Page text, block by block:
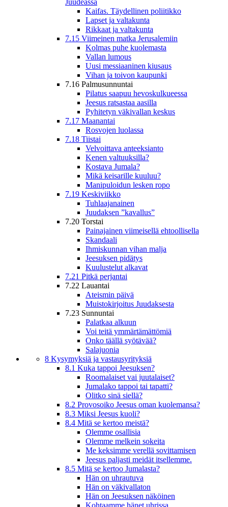
Juudeassa
Kaifas. Täydellinen poliitikko
Lapset ja valtakunta
Rikkaat ja valtakunta
7.15 Viimeinen matka Jerusalemiin
Kolmas puhe kuolemasta
Vallan lumous
Uusi messiaaninen kiusaus
Vihan ja toivon kaupunki
7.16 Palmusunnuntai
Pilatus saapuu hevoskulkueessa
Jeesus ratsastaa aasilla
Pyhitetyn väkivallan keskus
7.17 Maanantai
Rosvojen luolassa
7.18 Tiistai
Velvoittava anteeksianto
Kenen valtuuksilla?
Kostava Jumala?
Mikä keisarille kuuluu?
Manipuloidun lesken ropo
7.19 Keskiviikko
Tuhlaajanainen
Juudaksen ”kavallus”
7.20 Torstai
Painajainen viimeisellä ehtoollisella
Skandaali
Ihmiskunnan vihan malja
Jeesuksen pidätys
Kuulustelut alkavat
7.21 Pitkä perjantai
7.22 Lauantai
Ateismin päivä
Muistokirjoitus Juudaksesta
7.23 Sunnuntai
Palatkaa alkuun
Voi teitä ymmärtämättömiä
Onko täällä syötävää?
Salajuonia
8 Kysymyksiä ja vastausyrityksiä
8.1 Kuka tappoi Jeesuksen?
Roomalaiset vai juutalaiset?
Jumalako tappoi tai tapatti?
Olitko sinä siellä?
8.2 Provosoiko Jeesus oman kuolemansa?
8.3 Miksi Jeesus kuoli?
8.4 Mitä se kertoo meistä?
Olemme osallisia
Olemme melkein sokeita
Me keksimme verellä sovittamisen
Jeesus paljasti meidät itsellemme.
8.5 Mitä se kertoo Jumalasta?
Hän on uhrautuva
Hän on väkivallaton
Hän on Jeesuksen näköinen